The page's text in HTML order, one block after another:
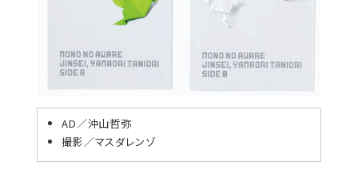
AD／沖山哲弥
撮影／マスダレンゾ